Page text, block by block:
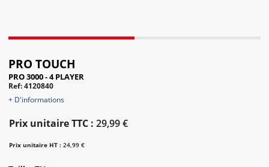
PRO TOUCH
PRO 3000 - 4 PLAYER
Ref: 4120840
+ D'informations
Prix unitaire TTC : 29,99 €
Prix unitaire HT : 24,99 €